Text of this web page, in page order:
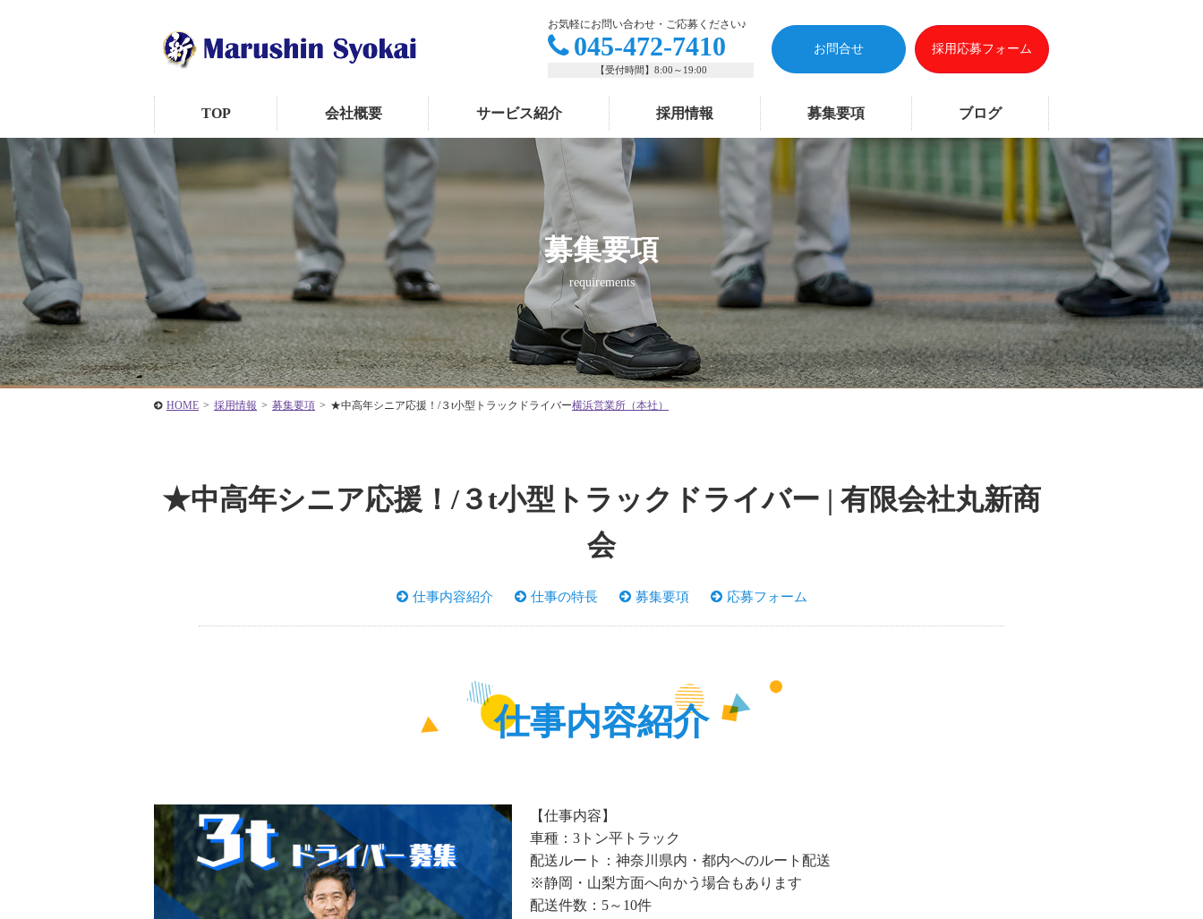
TOP 会社概要 サービス紹介 採用情報 募集要項 ブログ
お問合せ 採用応募フォーム
お気軽にお問い合わせ・ご応募ください♪
045-472-7410
【受付時間】8:00～19:00
募集要項
requirements
HOME > 採用情報 > 募集要項 > 横浜営業所（本社）
★中高年シニア応援！/３t小型トラックドライバー
★中高年シニア応援！/３t小型トラックドライバー | 有限会社丸新商
会
仕事内容紹介 仕事の特長 募集要項 応募フォーム
仕事内容紹介
【仕事内容】
車種：3トン平トラック
配送ルート：神奈川県内・都内へのルート配送
※静岡・山梨方面へ向かう場合もあります
配送件数：5～10件